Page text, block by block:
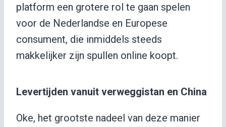
platform een grotere rol te gaan spelen
voor de Nederlandse en Europese
consument, die inmiddels steeds
makkelijker zijn spullen online koopt.
Levertijden vanuit verweggistan en China
Oke, het grootste nadeel van deze manier